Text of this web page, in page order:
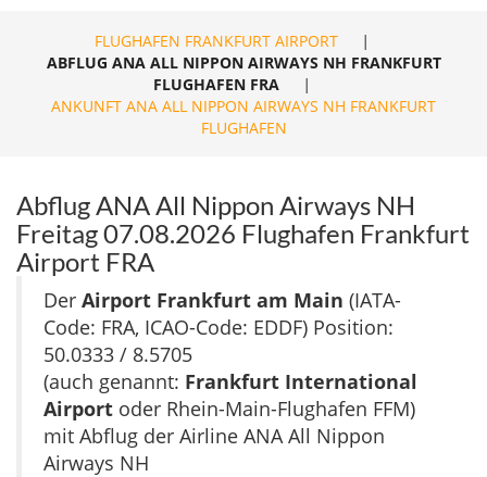
FLUGHAFEN FRANKFURT AIRPORT
|
ABFLUG ANA ALL NIPPON AIRWAYS NH FRANKFURT
FLUGHAFEN FRA
|
ANKUNFT ANA ALL NIPPON AIRWAYS NH FRANKFURT
FLUGHAFEN
Abflug ANA All Nippon Airways NH
Freitag 07.08.2026 Flughafen Frankfurt
Airport FRA
Der Airport Frankfurt am Main (IATA-
Code: FRA, ICAO-Code: EDDF) Position:
50.0333 / 8.5705
(auch genannt: Frankfurt International
Airport oder Rhein-Main-Flughafen FFM)
mit Abflug der Airline ANA All Nippon
Airways NH